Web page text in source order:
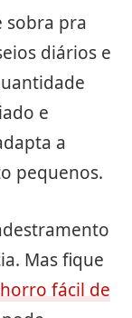
sobra pra
diários e
e
a
pequenos.
Mas fique
fácil de